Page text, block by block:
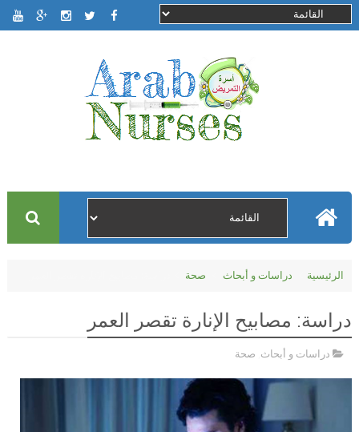
الرئيسية دراسات و أبحاث صحة
دراسة: مصابيح الإنارة تقصر العمر
دراسات و أبحاث صحة